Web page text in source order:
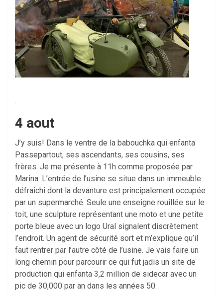
.
4 aout
J’y suis! Dans le ventre de la babouchka qui enfanta
Passepartout, ses ascendants, ses cousins, ses
frères. Je me présente à 11h comme proposée par
Marina. L’entrée de l’usine se situe dans un immeuble
défraîchi dont la devanture est principalement occupée
par un supermarché. Seule une enseigne rouillée sur le
toit, une sculpture représentant une moto et une petite
porte bleue avec un logo Ural signalent discrètement
l’endroit. Un agent de sécurité sort et m’explique qu’il
faut rentrer par l’autre côté de l’usine. Je vais faire un
long chemin pour parcourir ce qui fut jadis un site de
production qui enfanta 3,2 million de sidecar avec un
pic de 30,000 par an dans les années 50.